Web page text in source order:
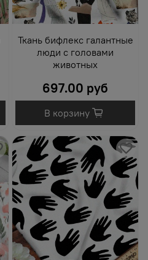
Ткань бифлекс галантные
люди с головами
животных
697.00 руб
В корзину